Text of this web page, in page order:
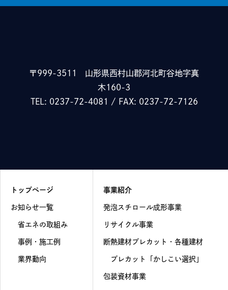
〒999-3511 山形県西村山郡河北町谷地字真
木160-3
TEL: 0237-72-4081 / FAX: 0237-72-7126
トップページ
お知らせ一覧
省エネの取組み
事例・施工例
業界動向
事業紹介
発泡スチロール成形事業
リサイクル事業
断熱建材プレカット・各種建材
プレカット「かしこい選択」
包装資材事業